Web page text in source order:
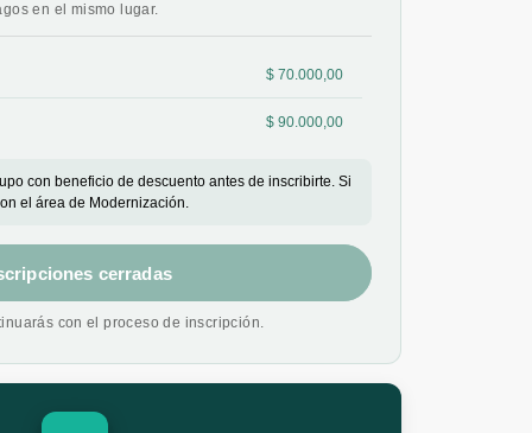
en el mismo lugar.
$ 70.000,00
$ 90.000,00
con beneficio de descuento antes de inscribirte. Si
el área de Modernización.
cerradas
con el proceso de inscripción.